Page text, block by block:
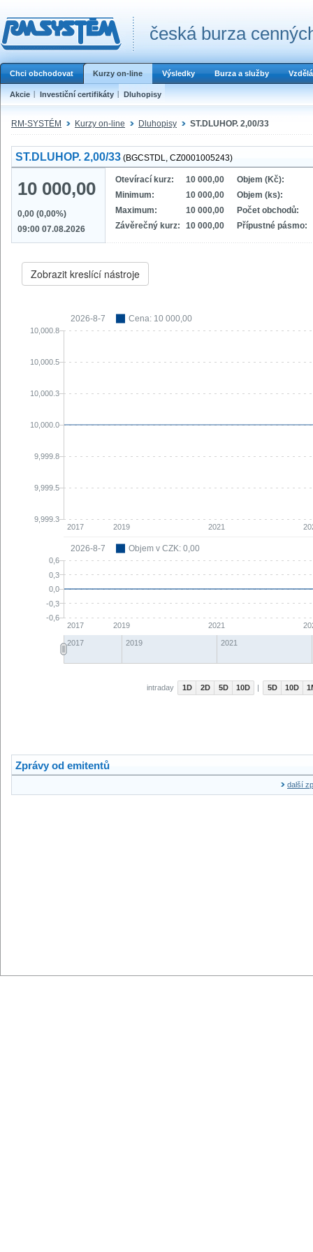
česká burza
Chci obchodovat Kurzy on-line Výsledky Burza a služby
Akcie Investiční certifikáty Dluhopisy
RM-SYSTÉM Kurzy on-line Dluhopisy ST.DLUHOP. 2,00/33
ST.DLUHOP. 2,00/33 (BGCSTDL, CZ0001005243)
10 000,00
0,00 (0,00%)
09:00 07.08.2026
Otevírací kurz: 10 000,00
Objem (Kč):
Minimum:
10 000,00
Objem (ks):
Maximum:
10 000,00
Počet obchodů:
Závěrečný kurz:
10 000,00 Přípustné pásmo:
Zprávy od emitentů
další